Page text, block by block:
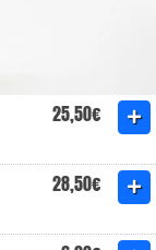
25,50€
28,50€